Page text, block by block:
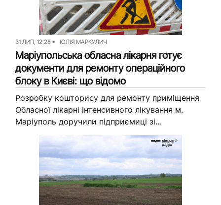
31 ЛИП, 12:28 ЮЛІЯ МАРКУЛИЧ
Маріупольська обласна лікарня готує
документи для ремонту операційного
блоку в Києві: що відомо
Розробку кошторису для ремонту приміщення
Обласної лікарні інтенсивного лікування м.
Маріуполь доручили підприємиці зі
Слов’янська. Частину приміщення у столиці,
яке орендує заклад, планують капітально
відремонтувати. На підготовку проєкту та
проходження...